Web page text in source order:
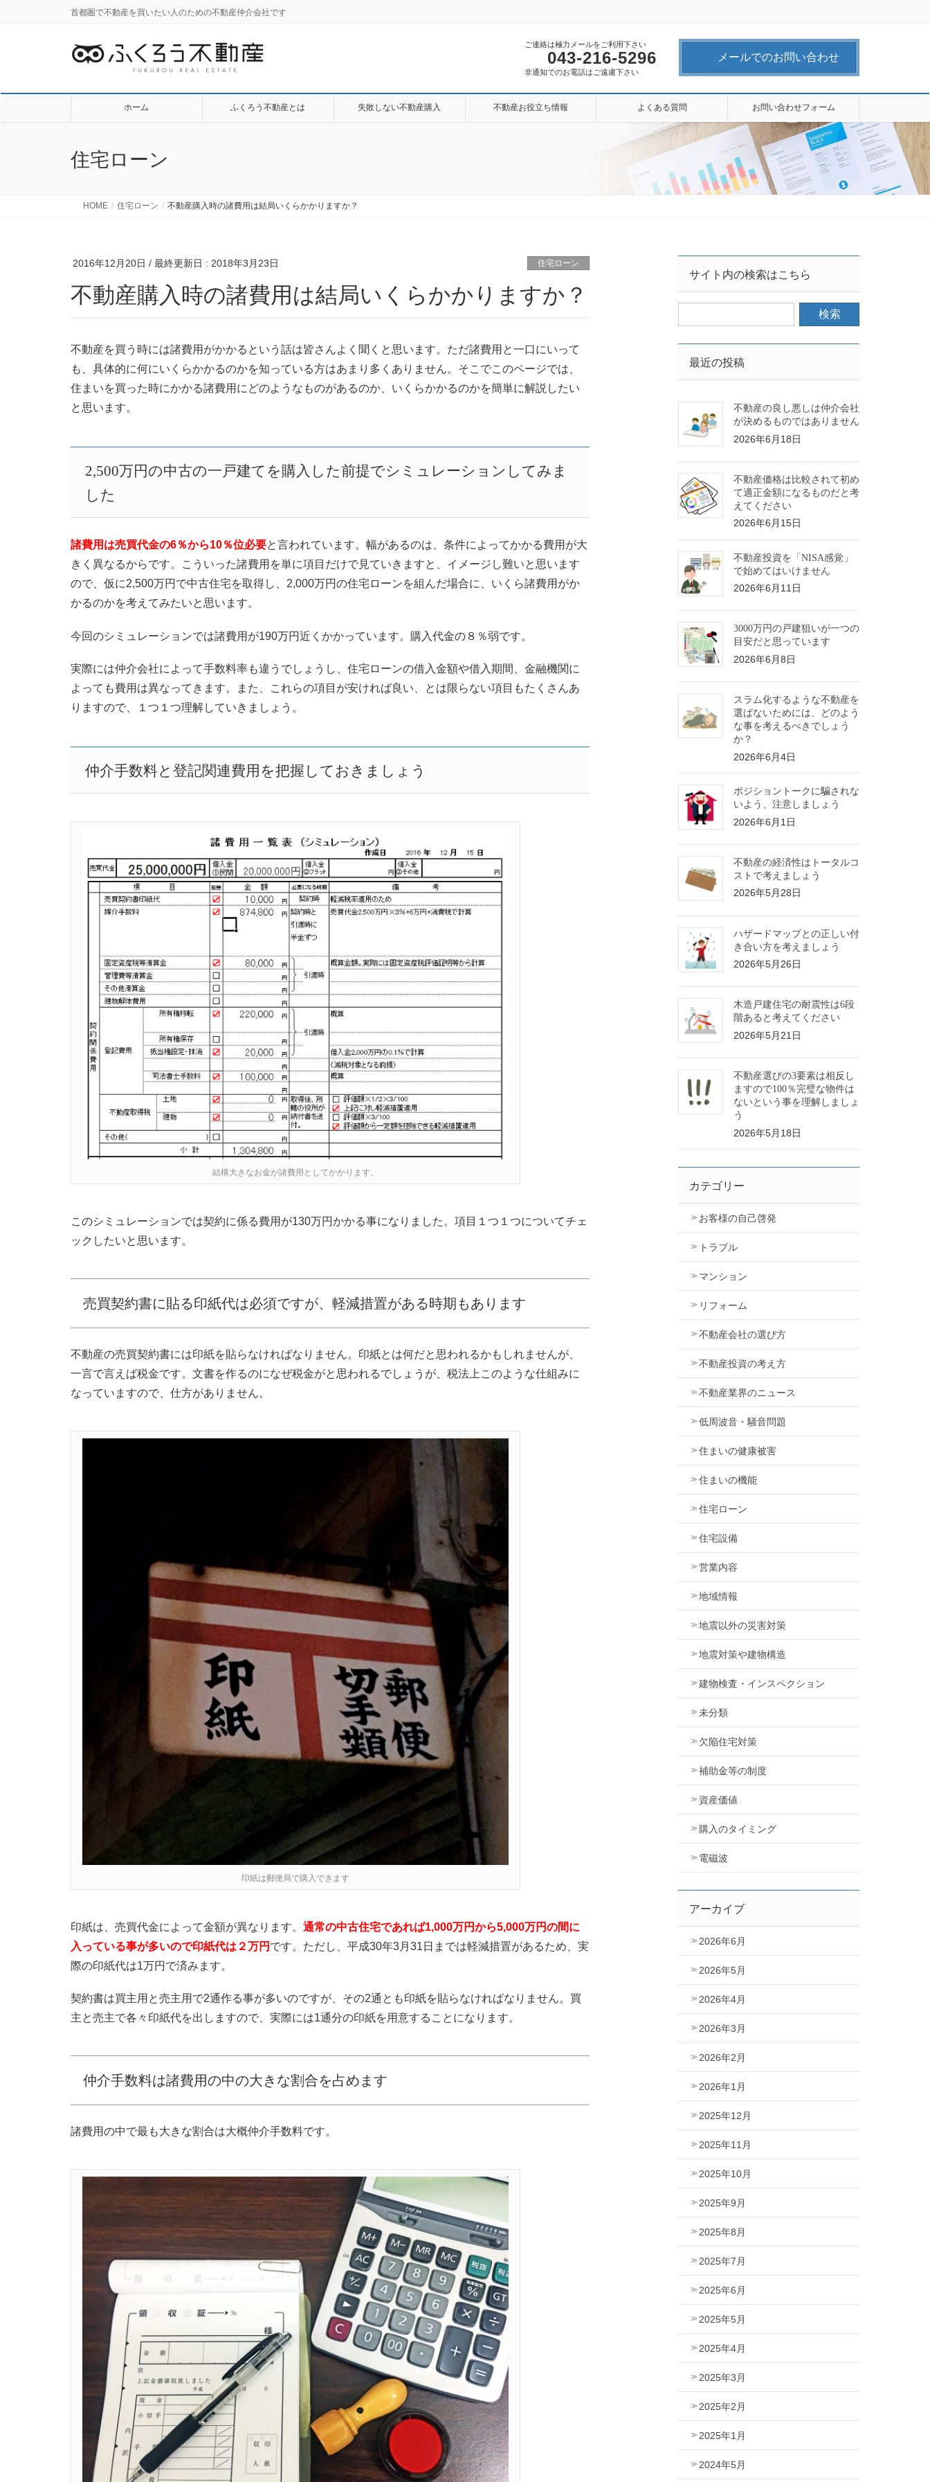
首都圏で不動産を買いたい人のための不動産仲介会社です
ご連絡は極力メールをご利用下さい
043-216-5296
非通知でのお電話はご遠慮下さい
メールでのお問い合わせ
ホーム ふくろう不動産とは 失敗しない不動産購入 不動産お役立ち情報 よくある質問 お問い合わせフォーム
住宅ローン
HOME 住宅ローン 不動産購入時の諸費用は結局いくらかかりますか？
2016年12月20日 / 最終更新日 : 2018年3月23日 住宅ローン
不動産購入時の諸費用は結局いくらかかりますか？
不動産を買う時には諸費用がかかるという話は皆さんよく聞くと思います。ただ諸費用と一口にいって
も、具体的に何にいくらかかるのかを知っている方はあまり多くありません。そこでこのページでは、
住まいを買った時にかかる諸費用にどのようなものがあるのか、いくらかかるのかを簡単に解説したい
と思います。
2,500万円の中古の一戸建てを購入した前提でシミュレーションしてみま
した
諸費用は売買代金の6％から10％位必要と言われています。幅があるのは、条件によってかかる費用が大
きく異なるからです。こういった諸費用を単に項目だけで見ていきますと、イメージし難いと思います
ので、仮に2,500万円で中古住宅を取得し、2,000万円の住宅ローンを組んだ場合に、いくら諸費用がか
かるのかを考えてみたいと思います。
今回のシミュレーションでは諸費用が190万円近くかかっています。購入代金の８％弱です。
実際には仲介会社によって手数料率も違うでしょうし、住宅ローンの借入金額や借入期間、金融機関に
よっても費用は異なってきます。また、これらの項目が安ければ良い、とは限らない項目もたくさんあ
りますので、１つ１つ理解していきましょう。
仲介手数料と登記関連費用を把握しておきましょう
結構大きなお金が諸費用としてかかります。
このシミュレーションでは契約に係る費用が130万円かかる事になりました。項目１つ１つについてチェ
ックしたいと思います。
売買契約書に貼る印紙代は必須ですが、軽減措置がある時期もあります
不動産の売買契約書には印紙を貼らなければなりません。印紙とは何だと思われるかもしれませんが、
一言で言えば税金です。文書を作るのになぜ税金がと思われるでしょうが、税法上このような仕組みに
なっていますので、仕方がありません。
印紙は郵便局で購入できます
印紙は、売買代金によって金額が異なります。 通常の中古住宅であれば1,000万円から5,000万円の間に
入っている事が多いので印紙代は２万円 です。ただし、平成30年3月31日までは軽減措置があるため、実
際の印紙代は1万円で済みます。
契約書は買主用と売主用で2通作る事が多いのですが、その2通とも印紙を貼らなければなりません。買
主と売主で各々印紙代を出しますので、実際には1通分の印紙を用意することになります。
仲介手数料は諸費用の中の大きな割合を占めます
諸費用の中で最も大きな割合は大概仲介手数料です。
サイト内の検索はこちら
最近の投稿
不動産の良し悪しは仲介会社
が決めるものではありません
2026年6月18日
不動産価格は比較されて初め
て適正金額になるものだと考
えてください
2026年6月15日
不動産投資を「NISA感覚」
で始めてはいけません
2026年6月11日
3000万円の戸建狙いが一つの
目安だと思っています
2026年6月8日
スラム化するような不動産を
選ばないためには、どのよう
な事を考えるべきでしょう
か？
2026年6月4日
ポジショントークに騙されな
いよう、注意しましょう
2026年6月1日
不動産の経済性はトータルコ
ストで考えましょう
2026年5月28日
ハザードマップとの正しい付
き合い方を考えましょう
2026年5月26日
木造戸建住宅の耐震性は6段
階あると考えてください
2026年5月21日
不動産選びの3要素は相反し
ますので100％完璧な物件は
ないという事を理解しましょ
う
2026年5月18日
カテゴリー
お客様の自己啓発
トラブル
マンション
リフォーム
不動産会社の選び方
不動産投資の考え方
不動産業界のニュース
低周波音・騒音問題
住まいの健康被害
住まいの機能
住宅ローン
住宅設備
営業内容
地域情報
地震以外の災害対策
地震対策や建物構造
建物検査・インスペクション
未分類
欠陥住宅対策
補助金等の制度
資産価値
購入のタイミング
電磁波
アーカイブ
2026年6月
2026年5月
2026年4月
2026年3月
2026年2月
2026年1月
2025年12月
2025年11月
2025年10月
2025年9月
2025年8月
2025年7月
2025年6月
2025年5月
2025年4月
2025年3月
2025年2月
2025年1月
2024年5月